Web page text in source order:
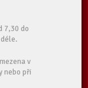
7,30 do
v
nebo při